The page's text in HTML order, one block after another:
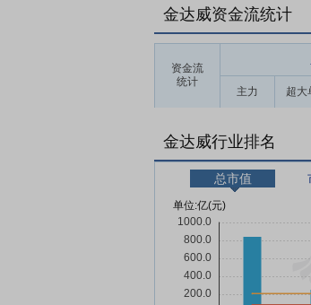
金达威资金流统计
资金流
统计
主力 超大
金达威行业排名
总市值
单位:亿(元)